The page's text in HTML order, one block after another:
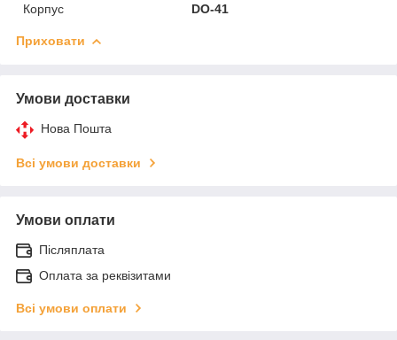
Корпус
DO-41
Приховати
Умови доставки
Нова Пошта
Всі умови доставки
Умови оплати
Післяплата
Оплата за реквізитами
Всі умови оплати